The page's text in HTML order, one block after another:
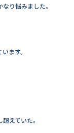
り悩みました。
ます。
えていた。